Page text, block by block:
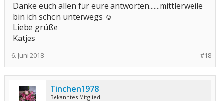
Danke euch allen für eure antworten.......mittlerweile
bin ich schon unterwegs ☺
Liebe grüße
Katjes
#18
6. Juni 2018
Tinchen1978
Bekanntes Mitglied